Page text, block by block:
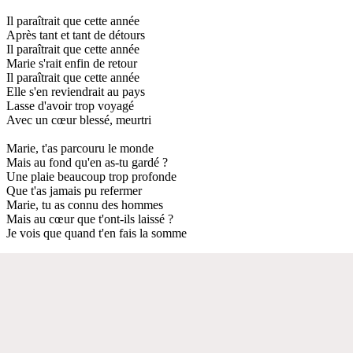
Il paraîtrait que cette année
Après tant et tant de détours
Il paraîtrait que cette année
Marie s'rait enfin de retour
Il paraîtrait que cette année
Elle s'en reviendrait au pays
Lasse d'avoir trop voyagé
Avec un cœur blessé, meurtri
Marie, t'as parcouru le monde
Mais au fond qu'en as-tu gardé ?
Une plaie beaucoup trop profonde
Que t'as jamais pu refermer
Marie, tu as connu des hommes
Mais au cœur que t'ont-ils laissé ?
Je vois que quand t'en fais la somme